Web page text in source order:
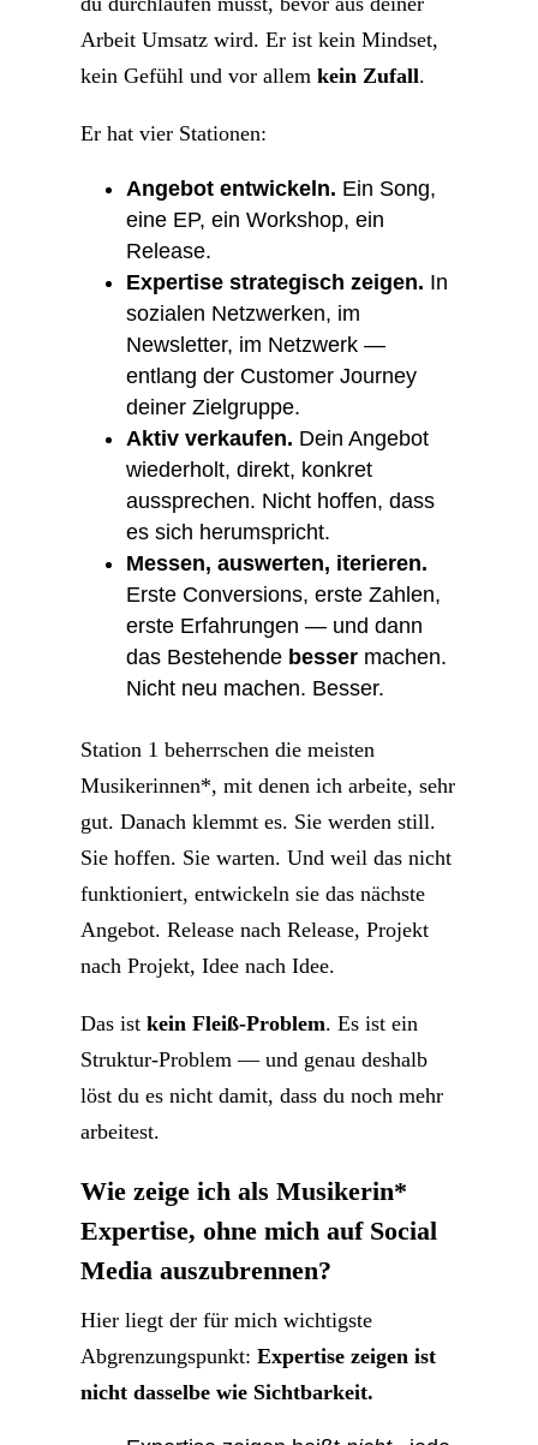
Arbeit Umsatz wird. Er ist kein Mindset,
kein Gefühl und vor allem kein Zufall.
Er hat vier Stationen:
Angebot entwickeln. Ein Song,
eine EP, ein Workshop, ein
Release.
Expertise strategisch zeigen. In
sozialen Netzwerken, im
Newsletter, im Netzwerk —
entlang der Customer Journey
deiner Zielgruppe.
Aktiv verkaufen. Dein Angebot
wiederholt, direkt, konkret
aussprechen. Nicht hoffen, dass
es sich herumspricht.
Messen, auswerten, iterieren.
Erste Conversions, erste Zahlen,
erste Erfahrungen — und dann
das Bestehende bessermachen.
Nicht neu machen. Besser.
Station 1 beherrschen die meisten
Musikerinnen*, mit denen ich arbeite, sehr
gut. Danach klemmt es. Sie werden still.
Sie hoffen. Sie warten. Und weil das nicht
funktioniert, entwickeln sie das nächste
Angebot. Release nach Release, Projekt
nach Projekt, Idee nach Idee.
Das ist kein Fleiß-Problem. Es ist ein
Struktur-Problem — und genau deshalb
löst du es nicht damit, dass du noch mehr
arbeitest.
Wie zeige ich als Musikerin*
Expertise, ohne mich auf Social
Media auszubrennen?
Hier liegt der für mich wichtigste
Abgrenzungspunkt: Expertise zeigen ist
nicht dasselbe wie Sichtbarkeit.